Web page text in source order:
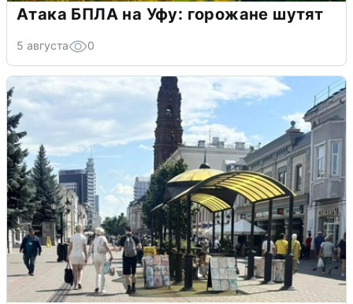
Атака БПЛА на Уфу: горожане шутят
5 августа 0